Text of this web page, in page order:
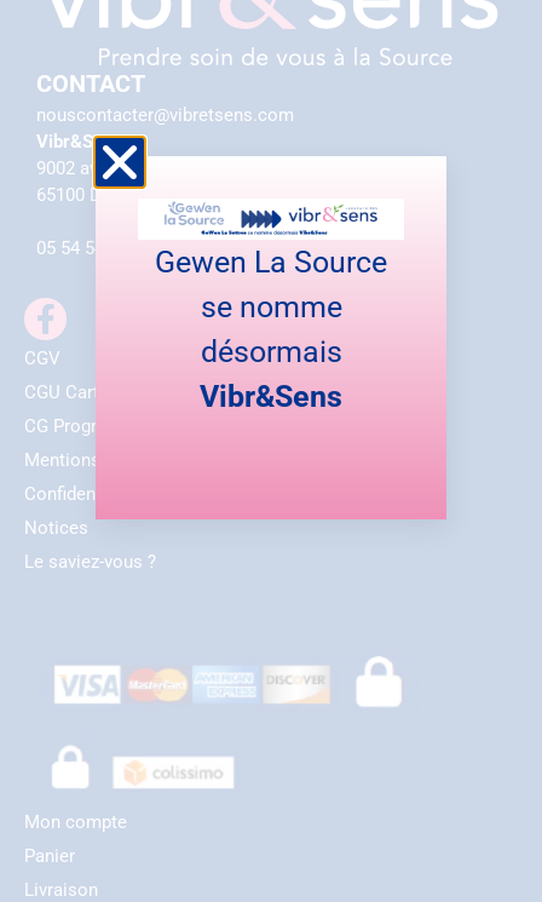
CONTACT
nouscontacter@vibretsens.com
Vibr&Sens
9002 av. Monseigneur Rodhain
65100 Lourdes
05 54 54 84 12
CGV
CGU Carte Cadeau Émoticrème®
CG Programme Fidélité
Mentions Légales
Confidentialité
Notices
Le saviez-vous ?
Mon compte
Panier
Livraison
Gewen La Source
se nomme
désormais
Vibr&Sens